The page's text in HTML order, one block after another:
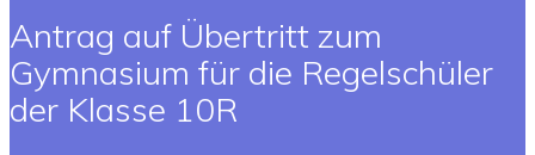
Antrag auf Übertritt zum
Gymnasium für die Regelschüler
der Klasse 10R